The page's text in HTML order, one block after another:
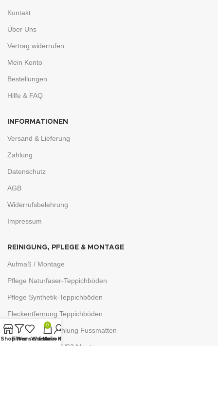
Kontakt
Über Uns
Vertrag widerrufen
Mein Konto
Bestellungen
Hilfe & FAQ
INFORMATIONEN
Versand & Lieferung
Zahlung
Datenschutz
AGB
Widerrufsbelehrung
Impressum
REINIGUNG, PFLEGE & MONTAGE
Aufmaß / Montage
Pflege Naturfaser-Teppichböden
Pflege Synthetik-Teppichböden
Fleckentfernung Teppichböden
Reinigungsempfehlung Fussmatten
Cosiflor® Plissee VS2 Montage
ShopFilter
Wunschliste
0
Warenkorb
Mein Konto